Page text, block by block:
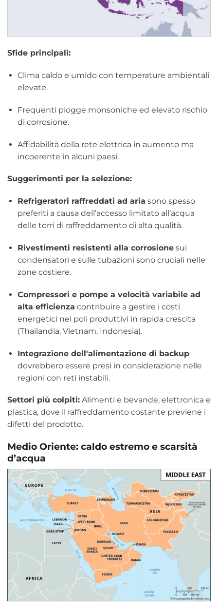
Sfide principali:
Clima caldo e umido con temperature ambientali
elevate.
Frequenti piogge monsoniche ed elevato rischio
di corrosione.
Affidabilità della rete elettrica in aumento ma
incoerente in alcuni paesi.
Suggerimenti per la selezione:
Refrigeratori raffreddati ad aria sono spesso
preferiti a causa dell’accesso limitato all’acqua
delle torri di raffreddamento di alta qualità.
Rivestimenti resistenti alla corrosionesui
condensatori e sulle tubazioni sono cruciali nelle
zone costiere.
Compressori e pompe a velocità variabile ad
alta efficienza contribuire a gestire i costi
energetici nei poli produttivi in ​​rapida crescita
(Thailandia, Vietnam, Indonesia).
Integrazione dell'alimentazione di backup
dovrebbero essere presi in considerazione nelle
regioni con reti instabili.
Settori più colpiti: Alimenti e bevande, elettronica e
plastica, dove il raffreddamento costante previene i
difetti del prodotto.
Medio Oriente: caldo estremo e scarsità
d’acqua